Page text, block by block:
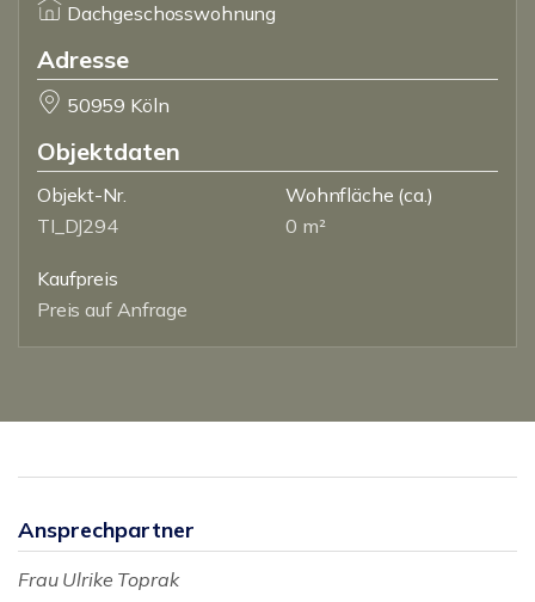
Dachgeschosswohnung
Adresse
50959 Köln
Objektdaten
Objekt-Nr.
TI_DJ294
Wohnfläche (ca.)
0 m²
Kaufpreis
Preis auf Anfrage
Ansprechpartner
Frau Ulrike Toprak